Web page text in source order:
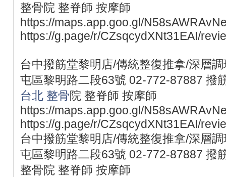
整骨院 整脊師 按摩師
https://maps.app.goo.gl/
https://g.page/r/CZsqcydXNt31EAI/
台中撥筋堂黎明店/傳統整復推拿/深層
屯區黎明路二段63號 02-772-87887 撥
台北 整骨院 整脊師 按摩師
https://maps.app.goo.gl/
https://g.page/r/CZsqcydXNt31EAI/
台中撥筋堂黎明店/傳統整復推拿/深層
屯區黎明路二段63號 02-772-87887 撥
整骨院 整脊師 按摩師